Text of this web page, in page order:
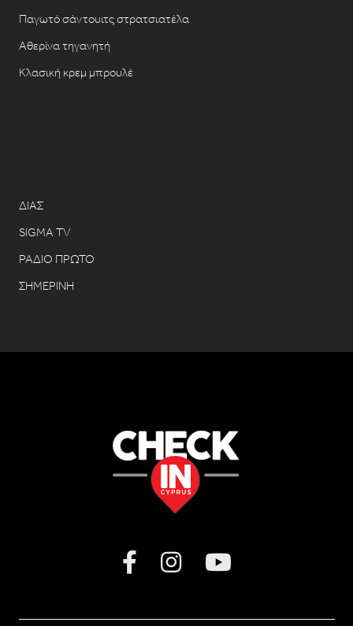
Παγωτό σάντουιτς στρατσιατέλα
Αθερίνα τηγανητή
Κλασική κρεμ μπρουλέ
ΔΙΑΣ
SIGMA TV
ΡΑΔΙΟ ΠΡΩΤΟ
ΣΗΜΕΡΙΝΗ